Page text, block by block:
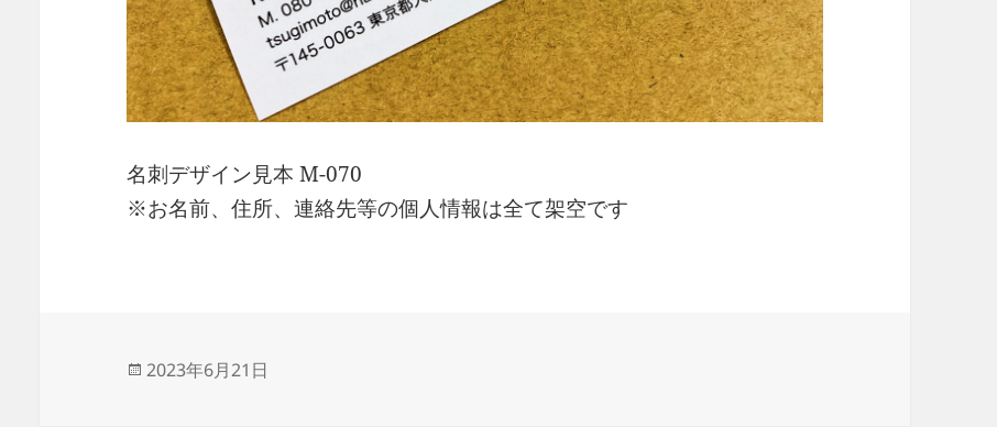
名刺デザイン見本 M-070
※お名前、住所、連絡先等の個人情報は全て架空です
投
2023年6月21日